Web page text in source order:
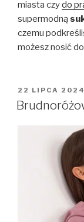
miasta czydo
supermodną
czemu
możesz nosić
W
22 LIPCA 2024